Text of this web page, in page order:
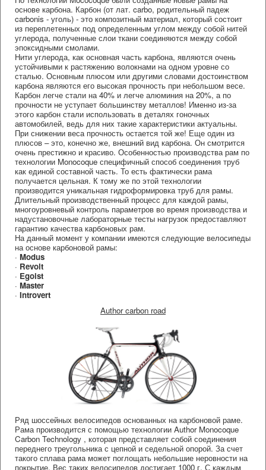
основе карбона. Карбон (от лат. carbo, родительный падеж
carbonis - уголь) - это композитный материал, который состоит
из переплетенных под определенным углом между собой нитей
углерода, полученные слои ткани соединяются между собой
эпоксидными смолами.
Нити углерода, как основная часть карбона, являются очень
устойчивыми к растяжению волокнами на одном уровне со
сталью. Основным плюсом или другими словами достоинством
карбона являются его высокая прочность при небольшом весе.
Карбон легче стали на 40% и легче алюминия на 20%, а по
прочности не уступает большинству металлов! Именно из-за
этого карбон стали использовать в деталях гоночных
автомобилей, ведь для них такие характеристики актуальны.
При снижении веса прочность остается той же! Еще один из
плюсов – это, конечно же, внешний вид карбона. Он смотрится
очень престижно и красиво. Особенностью производства рам по
технологии Monocoque специфичный способ соединения труб
как единой составной часть. То есть фактически рама
получается цельная. К тому же по этой технологии
производится уникальная гидроформировка труб для рамы.
Длительный производственный процесс для каждой рамы,
многоуровневый контроль параметров во время производства и
надустановочные лабораторные тесты нагрузок предоставляют
гарантию качества карбоновых рам.
На данный момент у компании имеются следующие велосипеды
на основе карбоновой рамы:
· Modus
· Revolt
· Egoist
· Master
· Introvert
Author carbon road
Ряд шоссейных велосипедов основанных на карбоновой раме.
Рама производится с помощью технологии Author Monocoque
Carbon Technology , которая представляет собой соединения
переднего треугольника с цепной и седельной опорой. За счет
такого сплава рама может поглощать небольшие неровности на
покрытие. Вес таких велосипедов достигает 1000 г. С каждым